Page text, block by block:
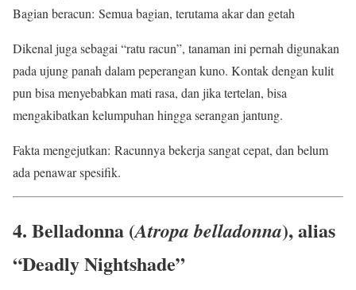
Bagian beracun: Semua bagian, terutama akar dan getah
Dikenal juga sebagai “ratu racun”, tanaman ini pernah digunakan
pada ujung panah dalam peperangan kuno. Kontak dengan kulit
pun bisa menyebabkan mati rasa, dan jika tertelan, bisa
mengakibatkan kelumpuhan hingga serangan jantung.
Fakta mengejutkan: Racunnya bekerja sangat cepat, dan belum
ada penawar spesifik.
4. Belladonna (Atropa belladonna), alias
“Deadly Nightshade”